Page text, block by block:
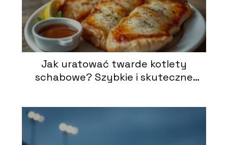
Jak uratować twarde kotlety
schabowe? Szybkie i skuteczne